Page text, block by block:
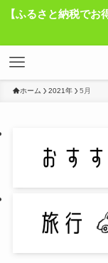
【ふるさと納税で
ホーム 2021年 5月